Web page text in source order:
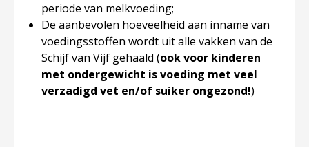
periode van melkvoeding;
De aanbevolen hoeveelheid aan inname van
voedingsstoffen wordt uit alle vakken van de
Schijf van Vijf gehaald (​ook voor kinderen
met ondergewicht is voeding met veel
verzadigd vet en/of suiker ongezond!)